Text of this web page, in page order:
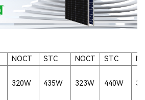
NOCT STC NOCT STC
320W 435W 323W 440W